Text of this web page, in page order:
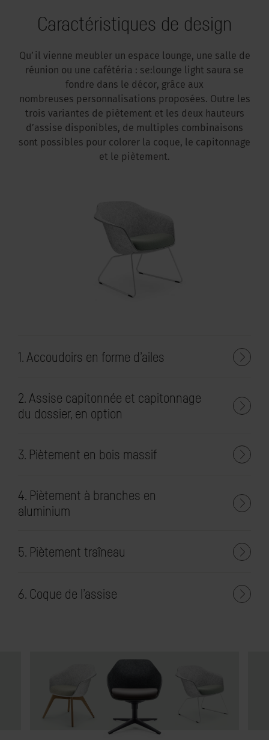
Caractéristiques de design
Qu’il vienne meubler un espace lounge, une salle de
réunion ou une cafétéria : se:lounge light saura se
fondre dans le décor, grâce aux
nombreuses personnalisations proposées. Outre les
trois variantes de piètement et les deux hauteurs
d’assise disponibles, de multiples combinaisons
sont possibles pour colorer la coque, le capitonnage
et le piètement.
1. Accoudoirs en forme d’ailes
2. Assise capitonnée et capitonnage
du dossier, en option
3. Piètement en bois massif
4. Piètement à branches en
aluminium
5. Piètement traîneau
6. Coque de l’assise